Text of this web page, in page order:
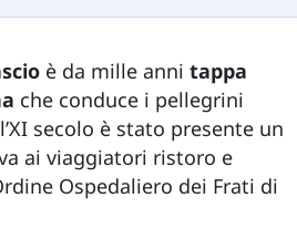
è da mille anni tappa
che conduce i pellegrini
secolo è stato presente un
ai viaggiatori ristoro e
Ospedaliero dei Frati di